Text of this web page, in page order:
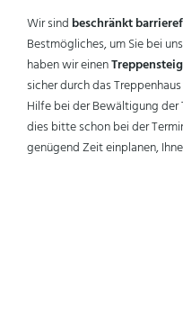
Wir sind beschränkt
Bestmögliches, um Sie bei
haben wir einen
sicher durch das
Hilfe bei der Bewältigung
dies bitte schon bei der
genügend Zeit einplanen,